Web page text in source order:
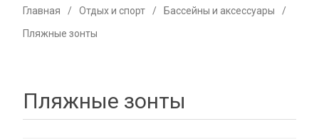
Главная / Отдых и спорт / Бассейны и аксессуары
/
Пляжные зонты
Пляжные зонты